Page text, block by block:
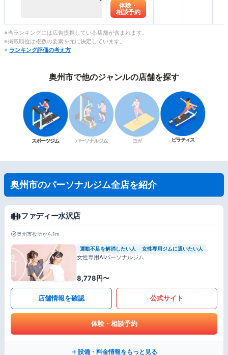
体験・
相談予約
※当ランキングには広告提携している店舗が含まれます。
※掲載順位は複数の要素を元に決定しています。
※ ランキング評価の考え方
奥州市で他のジャンルの店舗を探す
スポーツジム パーソナルジム ヨガ ピラティス
奥州市のパーソナルジム全店を紹介
ファディー水沢店
奥州市役所から1m
運動不足を解消したい人 女性専用ジムに通いたい人
女性専用AIパーソナルジム
8,778円〜
店舗情報を確認 公式サイト
体験・相談予約
設備・料金情報をもっと見る